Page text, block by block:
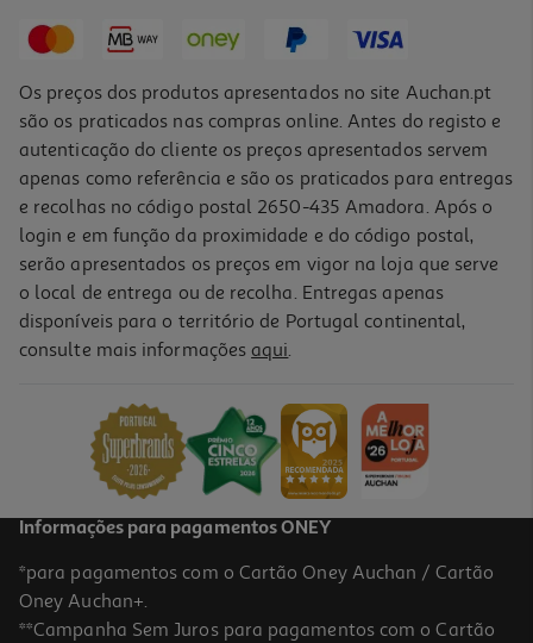
4.6
Comida Húmida Para Gato Auchan Terrina Borrego 400g
Os preços dos produtos apresentados no site Auchan.pt
são os praticados nas compras online. Antes do registo e
autenticação do cliente os preços apresentados servem
apenas como referência e são os praticados para entregas
e recolhas no código postal 2650-435 Amadora. Após o
login e em função da proximidade e do código postal,
serão apresentados os preços em vigor na loja que serve
o local de entrega ou de recolha. Entregas apenas
disponíveis para o território de Portugal continental,
consulte mais informações aqui.
Informações para pagamentos ONEY
*para pagamentos com o Cartão Oney Auchan / Cartão
Oney Auchan+.
**Campanha Sem Juros para pagamentos com o Cartão